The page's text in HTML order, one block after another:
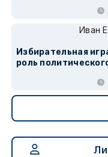
Иван
Избирательная
роль